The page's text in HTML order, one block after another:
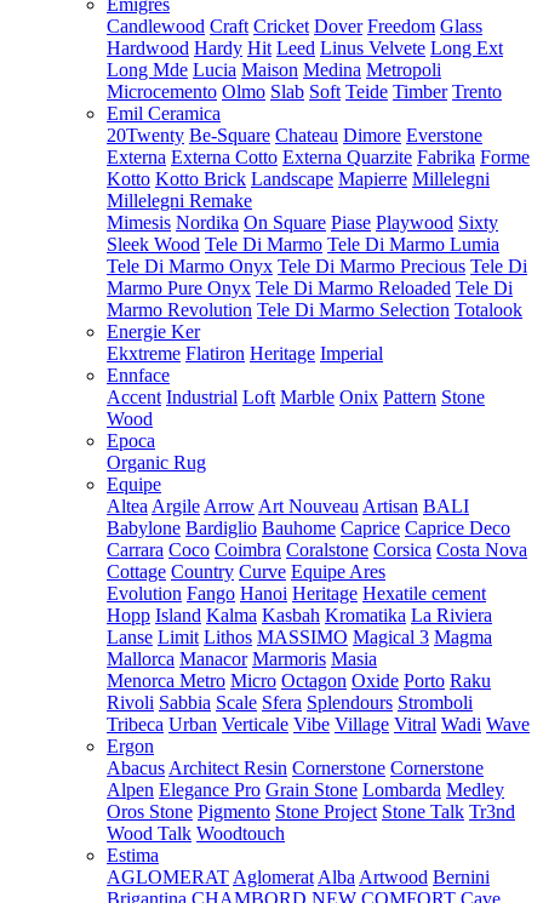
Emigres
Candlewood Craft Cricket Dover Freedom Glass
Hardwood Hardy Hit Leed Linus Velvete Long Ext
Long Mde Lucia Maison Medina Metropoli
Microcemento Olmo Slab Soft Teide Timber Trento
Emil Ceramica
20Twenty Be-Square Chateau Dimore Everstone
Externa Externa Cotto Externa Quarzite Fabrika Forme
Kotto Kotto Brick Landscape Mapierre Millelegni
Millelegni Remake
Mimesis Nordika On Square Piase Playwood Sixty
Sleek Wood Tele Di Marmo Tele Di Marmo Lumia
Tele Di Marmo Onyx Tele Di Marmo Precious Tele Di
Marmo Pure Onyx Tele Di Marmo Reloaded Tele Di
Marmo Revolution Tele Di Marmo Selection Totalook
Energie Ker
Ekxtreme Flatiron Heritage Imperial
Ennface
Accent Industrial Loft Marble Onix Pattern Stone
Wood
Epoca
Organic Rug
Equipe
Altea Argile Arrow Art Nouveau Artisan BALI
Babylone Bardiglio Bauhome Caprice Caprice Deco
Carrara Coco Coimbra Coralstone Corsica Costa Nova
Cottage Country Curve Equipe Ares
Evolution Fango Hanoi Heritage Hexatile cement
Hopp Island Kalma Kasbah Kromatika La Riviera
Lanse Limit Lithos MASSIMO Magical 3 Magma
Mallorca Manacor Marmoris Masia
Menorca Metro Micro Octagon Oxide Porto Raku
Rivoli Sabbia Scale Sfera Splendours Stromboli
Tribeca Urban Verticale Vibe Village Vitral Wadi Wave
Ergon
Abacus Architect Resin Cornerstone Cornerstone
Alpen Elegance Pro Grain Stone Lombarda Medley
Oros Stone Pigmento Stone Project Stone Talk Tr3nd
Wood Talk Woodtouch
Estima
AGLOMERAT Aglomerat Alba Artwood Bernini